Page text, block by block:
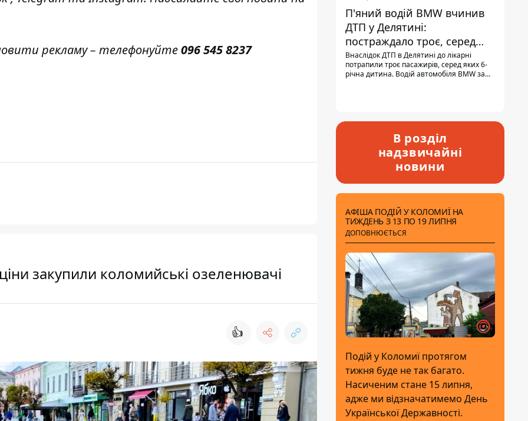
рекламу – телефонуйте096 545 8237
закупили коломийські озеленювачі
👍
П'яний водій BMW вчинив
ДТП у Делятині:
постраждало троє, серед
них - дитина
Внаслідок ДТП в Делятині до лікарні
потрапили троє пасажирів, серед яких 6-
річна дитина. Водій автомобіля BMW за
В розділ
надзвичайні
новини
АФІША ПОДІЙ У КОЛОМИЇ НА
ТИЖДЕНЬ З 13 ПО 19 ЛИПНЯ
ДОПОВНЮЄТЬСЯ
Подій у Коломиї протягом
тижня буде не так багато.
Насиченим стане 15 липня,
адже ми відзначатимемо День
Української Державності.